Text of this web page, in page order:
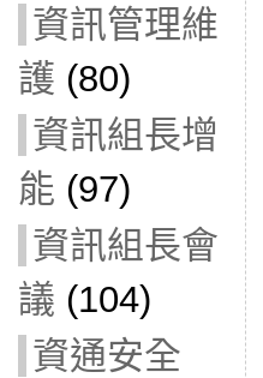
資訊管理維
護 (80)
資訊組長增
能 (97)
資訊組長會
議 (104)
資通安全